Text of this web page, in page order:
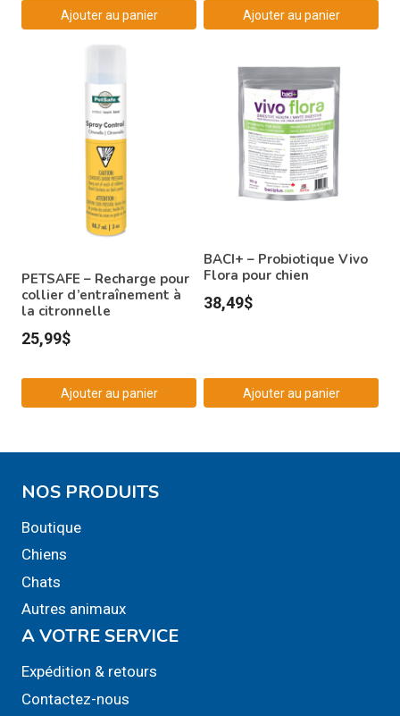
Ajouter au panier Ajouter au panier
PETSAFE – Recharge pour
collier d’entraînement à
la citronnelle
25,99$
Ajouter au panier
BACI+ – Probiotique Vivo
Flora pour chien
38,49$
Ajouter au panier
NOS PRODUITS
Boutique
Chiens
Chats
Autres animaux
A VOTRE SERVICE
Expédition & retours
Contactez-nous